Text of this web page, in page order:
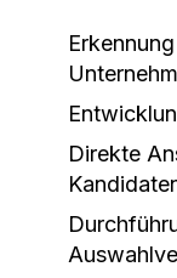
Direkte